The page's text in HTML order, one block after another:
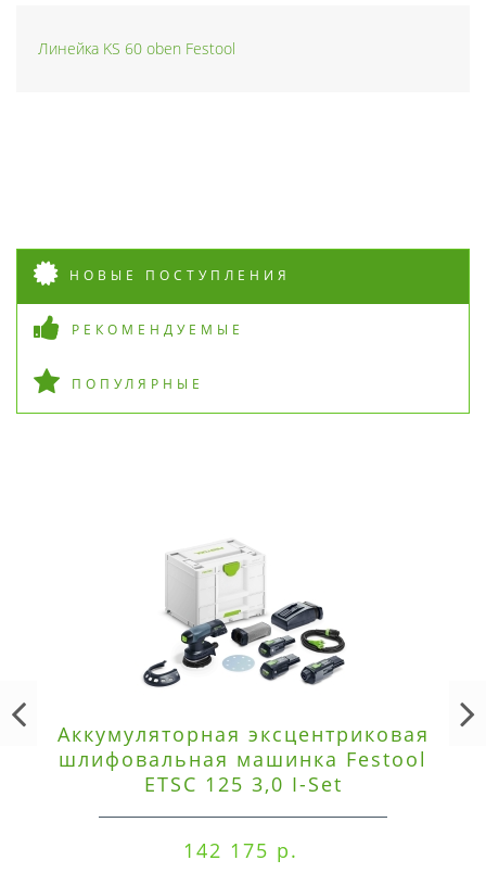
Линейка KS 60 oben Festool
НОВЫЕ ПОСТУПЛЕНИЯ
РЕКОМЕНДУЕМЫЕ
ПОПУЛЯРНЫЕ
Аккумуляторная эксцентриковая
шлифовальная машинка Festool
ETSC 125 3,0 I-Set
142 175 р.